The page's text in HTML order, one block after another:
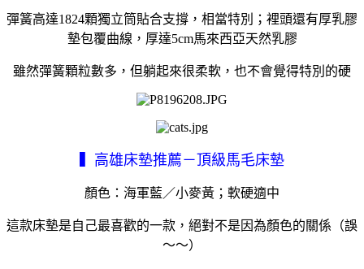
彈簧高達1824顆獨立筒貼合支撐，相當特別；裡頭還有厚乳膠
墊包覆曲線，厚達5cm馬來西亞天然乳膠
雖然彈簧顆粒數多，但躺起來很柔軟，也不會覺得特別的硬
▍高雄床墊推薦－頂級馬毛床墊
顏色：海軍藍／小麥黃；軟硬適中
這款床墊是自己最喜歡的一款，絕對不是因為顏色的關係（誤
～～）